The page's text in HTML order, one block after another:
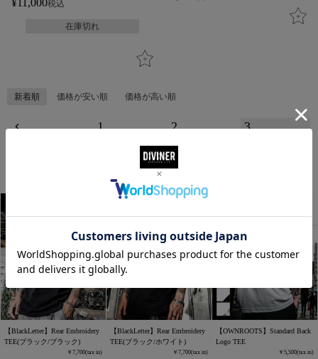
¥ 11,000税込
在庫切れ
新着順 価格が安い順 価格が高い順
1 2 3
update 07.15
【BlackLetter】Rear Embroidery
TEE(ブラック/ブラック)
7,700
【BlackLetter】Rear Embroidery
TEE(ブラック/ホワイト)
7,700
【OWNROOTS】Standard Back
Logo TEE
5,500